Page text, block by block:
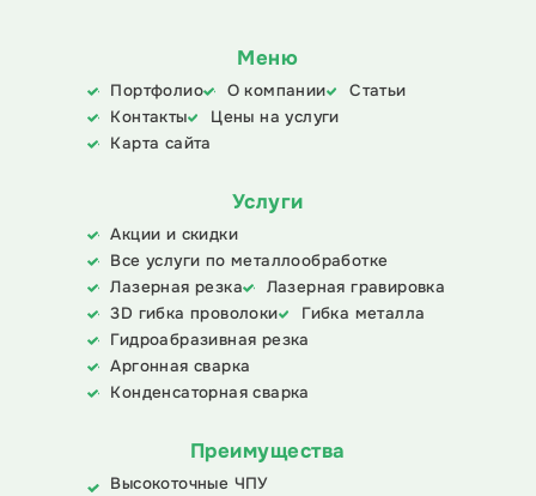
Меню
Портфолио О компании
Статьи
Контакты
Цены на услуги
Карта сайта
Услуги
Акции и скидки
Все услуги по металлообработке
Лазерная резка
Лазерная гравировка
3D гибка проволоки
Гибка металла
Гидроабразивная резка
Аргонная сварка
Конденсаторная сварка
Преимущества
Высокоточные ЧПУ